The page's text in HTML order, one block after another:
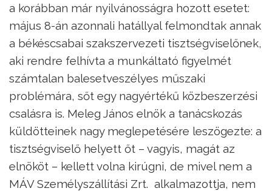
a korábban már nyilvánosságra hozott esetet:
május 8-án azonnali hatállyal felmondtak annak
a békéscsabai szakszervezeti tisztségviselőnek,
aki rendre felhívta a munkáltató figyelmét
számtalan balesetveszélyes műszaki
problémára, sőt egy nagyértékű közbeszerzési
csalásra is. Meleg János elnök a tanácskozás
küldötteinek nagy meglepetésére leszögezte: a
tisztségviselő helyett őt – vagyis, magát az
elnököt – kellett volna kirúgni, de mivel nem a
MÁV Személyszállítási Zrt. alkalmazottja, nem